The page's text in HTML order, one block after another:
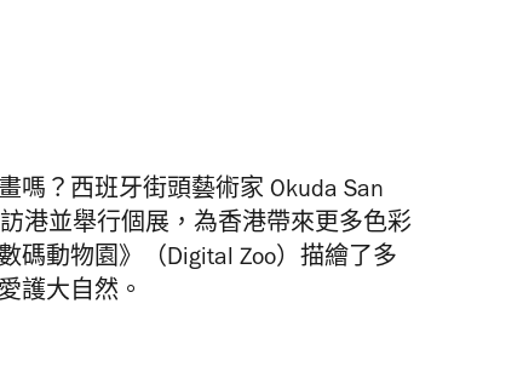
嗎？西班牙街頭藝術家 Okuda San
港並舉行個展，為香港帶來更多色彩
碼動物園》（Digital Zoo）描繪了多
護大自然。